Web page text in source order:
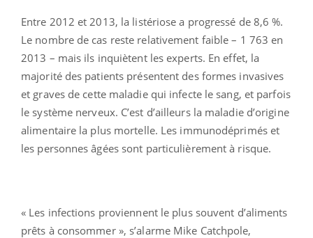
Entre 2012 et 2013, la listériose a progressé de 8,6 %.
Le nombre de cas reste relativement faible – 1 763 en
2013 – mais ils inquiètent les experts. En effet, la
majorité des patients présentent des formes invasives
et graves de cette maladie qui infecte le sang, et parfois
le système nerveux. C’est d’ailleurs la maladie d’origine
alimentaire la plus mortelle. Les immunodéprimés et
les personnes âgées sont particulièrement à risque.
« Les infections proviennent le plus souvent d’aliments
prêts à consommer », s’alarme Mike Catchpole,